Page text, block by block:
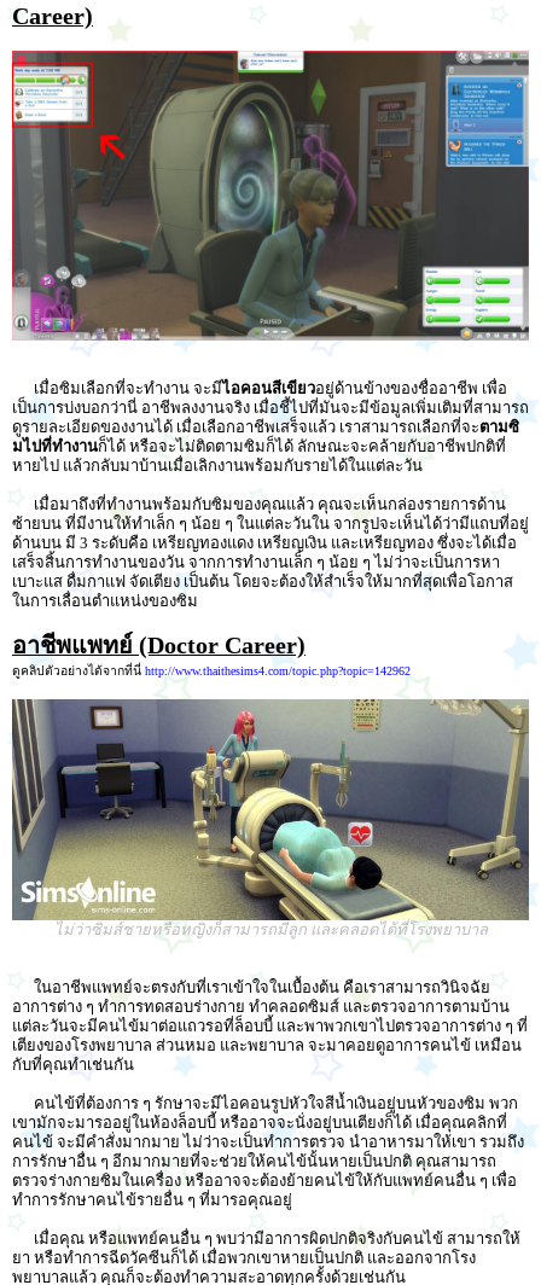
Career)
เมื่อซิมเลือกที่จะทำงาน จะมีไอคอนสีเขียวอยู่ด้านข้างของชื่ออาชีพ เพื่อ
เป็นการบ่งบอกว่านี่ อาชีพลงงานจริง เมื่อชี้ไปที่มันจะมีข้อมูลเพิ่มเติมที่สามารถ
ดูรายละเอียดของงานได้ เมื่อเลือกอาชีพเสร็จแล้ว เราสามารถเลือกที่จะตามซิ
มไปที่ทำงานก็ได้ หรือจะไม่ติดตามซิมก็ได้ ลักษณะจะคล้ายกับอาชีพปกติที่
หายไป แล้วกลับมาบ้านเมื่อเลิกงานพร้อมกับรายได้ในแต่ละวัน
เมื่อมาถึงที่ทำงานพร้อมกับซิมของคุณแล้ว คุณจะเห็นกล่องรายการด้าน
ซ้ายบน ที่มีงานให้ทำเล็ก ๆ น้อย ๆ ในแต่ละวันใน จากรูปจะเห็นได้ว่ามีแถบที่อยู่
ด้านบน มี 3 ระดับคือ เหรียญทองแดง เหรียญเงิน และเหรียญทอง ซึ่งจะได้เมื่อ
เสร็จสิ้นการทำงานของวัน จากการทำงานเล็ก ๆ น้อย ๆ ไม่ว่าจะเป็นการหา
เบาะแส ดื่มกาแฟ จัดเตียง เป็นต้น โดยจะต้องให้สำเร็จให้มากที่สุดเพื่อโอกาส
ในการเลื่อนตำแหน่งของซิม
อาชีพแพทย์ (Doctor Career)
ดูคลิปตัวอย่างได้จากที่นี่ http://www.thaithesims4.com/topic.php?topic=142962
ไม่ว่าซิมส์ชายหรือหญิงก็สามารถมีลูก และคลอดได้ที่โรงพยาบาล
ในอาชีพแพทย์จะตรงกับที่เราเข้าใจในเบื้องต้น คือเราสามารถวินิจฉัย
อาการต่าง ๆ ทำการทดสอบร่างกาย ทำคลอดซิมส์ และตรวจอาการตามบ้าน
แต่ละวันจะมีคนไข้มาต่อแถวรอที่ล็อบบี้ และพาพวกเขาไปตรวจอาการต่าง ๆ ที่
เตียงของโรงพยาบาล ส่วนหมอ และพยาบาล จะมาคอยดูอาการคนไข้ เหมือน
กับที่คุณทำเช่นกัน
คนไข้ที่ต้องการ ๆ รักษาจะมีไอคอนรูปหัวใจสีน้ำเงินอยู่บนหัวของซิม พวก
เขามักจะมารออยู่ในห้องล็อบบี้ หรืออาจจะนั่งอยู่บนเตียงก็ได้ เมื่อคุณคลิกที่
คนไข้ จะมีคำสั่งมากมาย ไม่ว่าจะเป็นทำการตรวจ นำอาหารมาให้เขา รวมถึง
การรักษาอื่น ๆ อีกมากมายที่จะช่วยให้คนไข้นั้นหายเป็นปกติ คุณสามารถ
ตรวจร่างกายซิมในเครื่อง หรืออาจจะต้องย้ายคนไข้ให้กับแพทย์คนอื่น ๆ เพื่อ
ทำการรักษาคนไข้รายอื่น ๆ ที่มารอคุณอยู่
เมื่อคุณ หรือแพทย์คนอื่น ๆ พบว่ามีอาการผิดปกติจริงกับคนไข้ สามารถให้
ยา หรือทำการฉีดวัคซีนก็ได้ เมื่อพวกเขาหายเป็นปกติ และออกจากโรง
พยาบาลแล้ว คุณก็จะต้องทำความสะอาดทุกครั้งด้วยเช่นกัน